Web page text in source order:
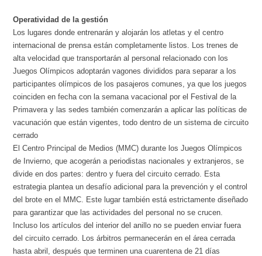
Operatividad de la gestión
Los lugares donde entrenarán y alojarán los atletas y el centro
internacional de prensa están completamente listos. Los trenes de
alta velocidad que transportarán al personal relacionado con los
Juegos Olímpicos adoptarán vagones divididos para separar a los
participantes olímpicos de los pasajeros comunes, ya que los juegos
coinciden en fecha con la semana vacacional por el Festival de la
Primavera y las sedes también comenzarán a aplicar las políticas de
vacunación que están vigentes, todo dentro de un sistema de circuito
cerrado
El Centro Principal de Medios (MMC) durante los Juegos Olímpicos
de Invierno, que acogerán a periodistas nacionales y extranjeros, se
divide en dos partes: dentro y fuera del circuito cerrado. Esta
estrategia plantea un desafío adicional para la prevención y el control
del brote en el MMC. Este lugar también está estrictamente diseñado
para garantizar que las actividades del personal no se crucen.
Incluso los artículos del interior del anillo no se pueden enviar fuera
del circuito cerrado. Los árbitros permanecerán en el área cerrada
hasta abril, después que terminen una cuarentena de 21 días